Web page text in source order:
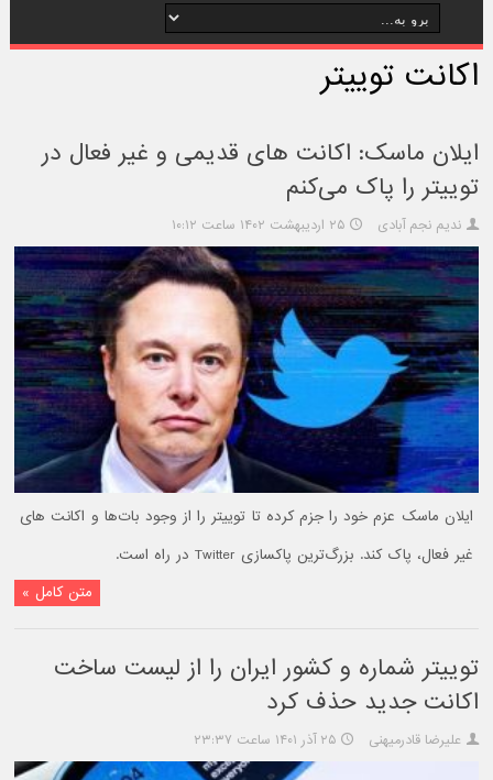
اکانت توییتر
ایلان ماسک: اکانت های قدیمی و غیر فعال در
توییتر را پاک می‌کنم
ندیم نجم آبادی ۲۵ اردیبهشت ۱۴۰۲ ساعت ۱۰:۱۲
ایلان ماسک عزم خود را جزم کرده تا توییتر را از وجود بات‌ها و اکانت های
غیر فعال، پاک کند. بزرگ‌ترین پاکسازی Twitter در راه است.
متن کامل »
توییتر شماره و کشور ایران را از لیست ساخت
اکانت جدید حذف کرد
علیرضا قادرمیهنی ۲۵ آذر ۱۴۰۱ ساعت ۲۳:۳۷